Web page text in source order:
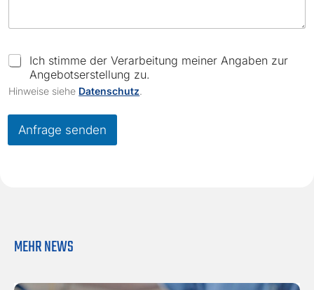
C
e
c
k
Ich stimme der Verarbeitung meiner Angaben zur
Angebotserstellung zu.
Hinweise siehe Datenschutz
Anfrage senden
MEHR NEWS